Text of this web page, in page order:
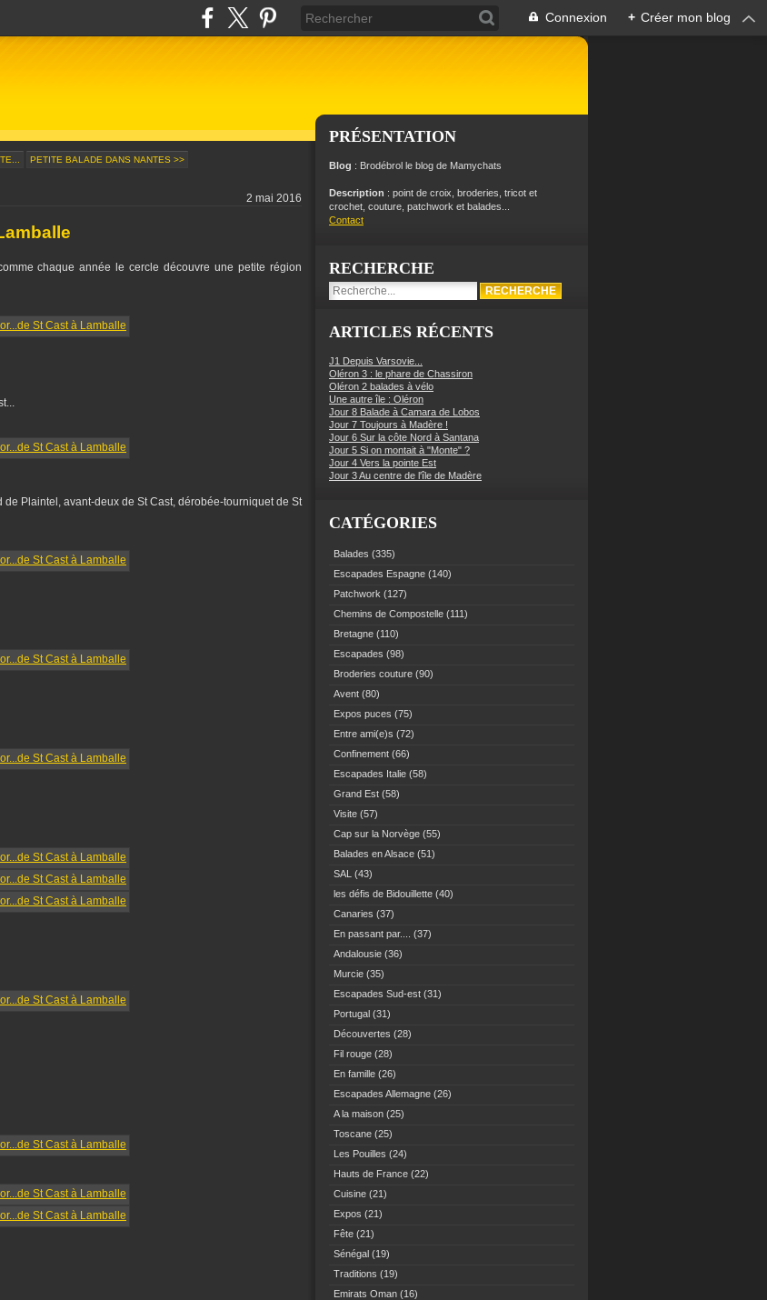
Connexion + Créer mon blog
PETITE BALADE DANS NANTES >>
2 mai 2016
chaque année le cercle découvre une petite région
Plaintel, avant-deux de St Cast, dérobée-tourniquet de St
PRÉSENTATION
Blog : Brodébrol le blog de Mamychats
Description : point de croix, broderies, tricot et
crochet, couture, patchwork et balades...
Contact
RECHERCHE
ARTICLES RÉCENTS
J1 Depuis Varsovie...
Oléron 3 : le phare de Chassiron
Oléron 2 balades à vélo
Une autre île : Oléron
Jour 8 Balade à Camara de Lobos
Jour 7 Toujours à Madère !
Jour 6 Sur la côte Nord à Santana
Jour 5 Si on montait à "Monte" ?
Jour 4 Vers la pointe Est
Jour 3 Au centre de l'île de Madère
CATÉGORIES
Balades (335)
Escapades Espagne (140)
Patchwork (127)
Chemins de Compostelle (111)
Bretagne (110)
Escapades (98)
Broderies couture (90)
Avent (80)
Expos puces (75)
Entre ami(e)s (72)
Confinement (66)
Escapades Italie (58)
Grand Est (58)
Visite (57)
Cap sur la Norvège (55)
Balades en Alsace (51)
SAL (43)
les défis de Bidouillette (40)
Canaries (37)
En passant par....
(37)
Andalousie (36)
Murcie (35)
Escapades Sud-est (31)
Portugal (31)
Découvertes (28)
Fil rouge (28)
En famille (26)
Escapades Allemagne (26)
A la maison (25)
Toscane (25)
Les Pouilles (24)
Hauts de France (22)
Cuisine (21)
Expos (21)
Fête (21)
Sénégal (19)
Traditions (19)
Emirats Oman (16)